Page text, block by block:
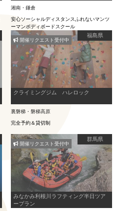
湘南・鎌倉
安心ソーシャルディスタンスふれないマンツ
ーマンボディボードスクール
福島県
クライミングジム ハレロック
裏磐梯・磐梯高原
完全予約＆貸切制
開催リクエスト受付中
群馬県
みなかみ利根川ラフティング半日ツア
ープラン
開催リクエスト受付中